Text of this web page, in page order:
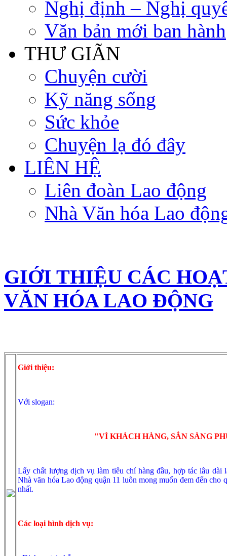
Nghị định – Nghị
Văn bản mới ban hành
THƯ GIÃN
Chuyện cười
Kỹ năng sống
Sức khỏe
Chuyện lạ đó đây
LIÊN HỆ
Liên đoàn Lao động
Nhà Văn hóa Lao
GIỚI THIỆU CÁC
VĂN HÓA LAO ĐỘNG
Giới thiệu:
Với slogan:
"VÌ KHÁCH HÀNG, SẲN SÀNG
Lấy chất lượng dịch vụ làm tiêu chí hàng đầu, hợp tác lâu
Nhà văn hóa Lao động quận 11 luôn mong muốn đem đến cho
nhất.
Các loại hình dịch vụ: